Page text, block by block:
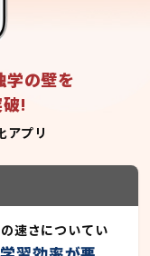
学の壁を
!
アプリ
速さについてい